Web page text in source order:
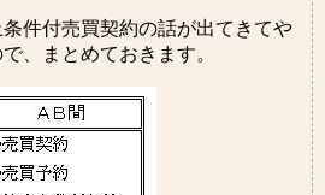
件付売買契約の話が出てきてや
、まとめておきます。